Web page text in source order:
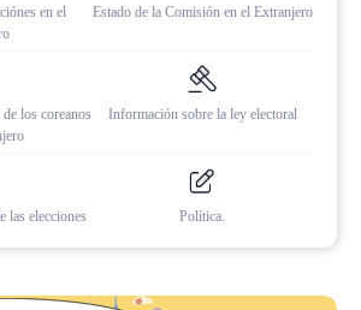
en el
Estado de la Comisión en el Extranjero
los coreanos
Información sobrela ley electoral
las elecciones Política.